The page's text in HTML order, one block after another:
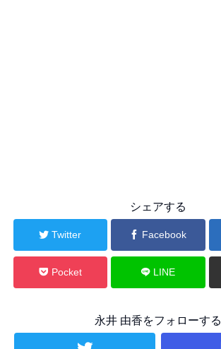
シェアする
Twitter Facebook
Pocket LINE
永井 由香をフォローする